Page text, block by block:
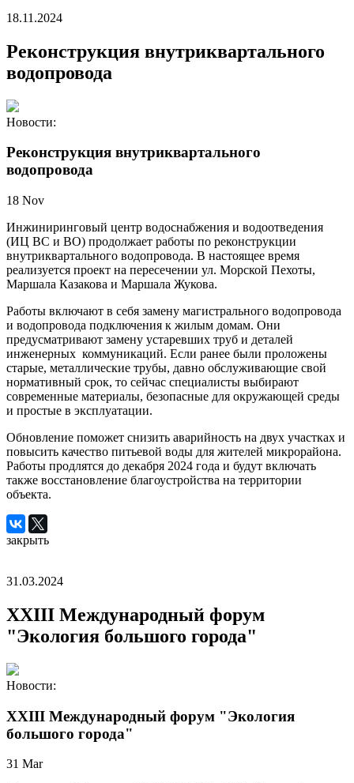
18.11.2024
Реконструкция внутриквартального
водопровода
Новости:
Реконструкция внутриквартального
водопровода
18 Nov
Инжиниринговый центр водоснабжения и водоотведения
(ИЦ ВС и ВО) продолжает работы по реконструкции
внутриквартального водопровода. В настоящее время
реализуется проект на пересечении ул. Морской Пехоты,
Маршала Казакова и Маршала Жукова.
Работы включают в себя замену магистрального водопровода
и водопровода подключения к жилым домам. Они
предусматривают замену устаревших труб и деталей
инженерных коммуникаций. Если ранее были проложены
старые, металлические трубы, давно обслуживающие свой
нормативный срок, то сейчас специалисты выбирают
современные материалы, безопасные для окружающей среды
и простые в эксплуатации.
Обновление поможет снизить аварийность на двух участках и
повысить качество питьевой воды для жителей микрорайона.
Работы продлятся до декабря 2024 года и будут включать
также восстановление благоустройства на территории
объекта.
закрыть
31.03.2024
XXIII Международный форум
"Экология большого города"
Новости:
XXIII Международный форум "Экология
большого города"
31 Mar